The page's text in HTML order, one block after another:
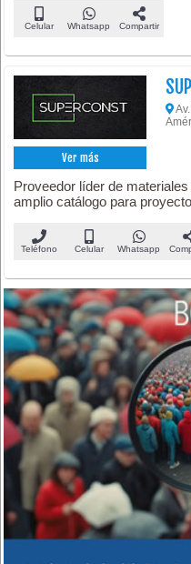
Celular Whatsapp Compartir
Ver más
Proveedor líder de
amplio catálogo para
Teléfono Celular Whatsapp